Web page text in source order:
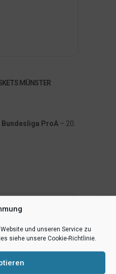
und unseren Service zu
siehe unsere Cookie-Richtlinie.
MÜNSTER
Bundesliga ProA – 20.
hinzufügen
exportieren